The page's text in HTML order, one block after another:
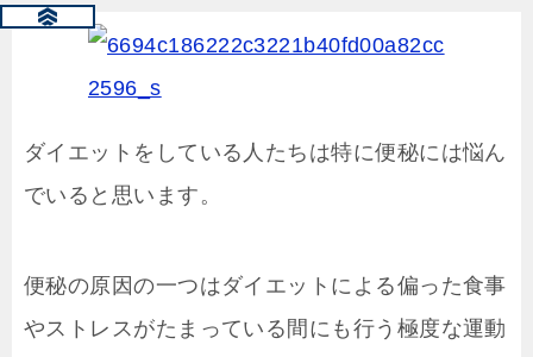
ダイエットをしている人たちは特に便秘には悩ん
でいると思います。
便秘の原因の一つはダイエットによる偏った食事
やストレスがたまっている間にも行う極度な運動